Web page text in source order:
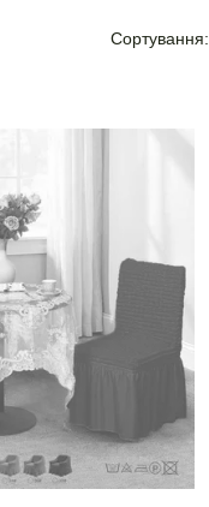
Сортування: